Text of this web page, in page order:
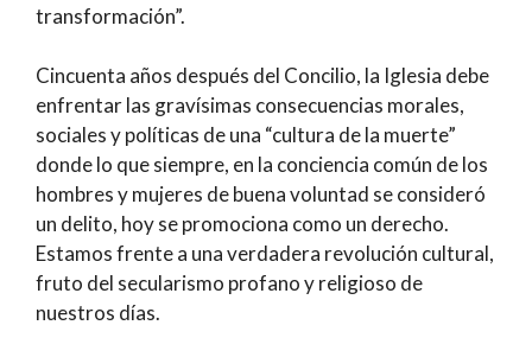
transformación”.
Cincuenta años después del Concilio, la Iglesia debe
enfrentar las gravísimas consecuencias morales,
sociales y políticas de una “cultura de la muerte”
donde lo que siempre, en la conciencia común de los
hombres y mujeres de buena voluntad se consideró
un delito, hoy se promociona como un derecho.
Estamos frente a una verdadera revolución cultural,
fruto del secularismo profano y religioso de
nuestros días.